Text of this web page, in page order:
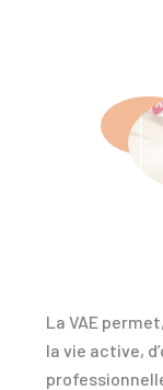
La VAE
la vie active,